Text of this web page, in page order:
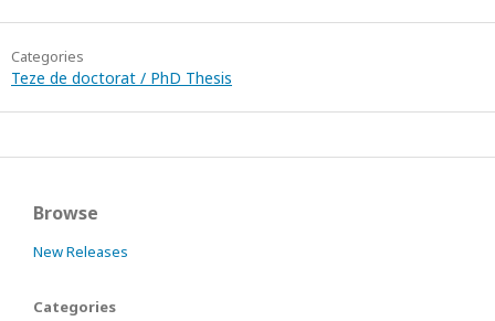
Categories
Teze de doctorat / PhD Thesis
Browse
New Releases
Categories